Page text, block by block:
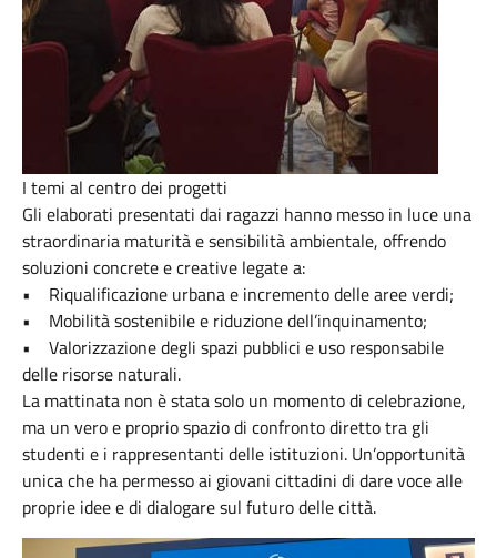
I temi al centro dei progetti
Gli elaborati presentati dai ragazzi hanno messo in luce una
straordinaria maturità e sensibilità ambientale, offrendo
soluzioni concrete e creative legate a:
• Riqualificazione urbana e incremento delle aree verdi;
• Mobilità sostenibile e riduzione dell’inquinamento;
• Valorizzazione degli spazi pubblici e uso responsabile
delle risorse naturali.
La mattinata non è stata solo un momento di celebrazione,
ma un vero e proprio spazio di confronto diretto tra gli
studenti e i rappresentanti delle istituzioni. Un’opportunità
unica che ha permesso ai giovani cittadini di dare voce alle
proprie idee e di dialogare sul futuro delle città.